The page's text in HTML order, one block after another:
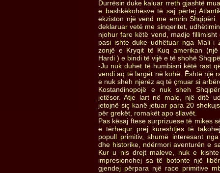
Durrësin duke kaluar rreth gjashtë
e bashkëkohësve të saj përtej
ekziston një vend me emrin
deklaruar vetë me sinqeritet,
njohur fare këtë vend, madje
pasi ishte duke udhëtuar nga Mali i
zonjë e Kryqit të Kuq amerikan
Hardi ) e bindi të vijë e të shohë
-Ju nuk duhet të humbisni këtë rast
vendi aq të largët në kohë. Është një
e nuk sheh njerëz aq të çmuar si
Kostandinopojë e nuk sheh
jetësor. Atje lart në male, një ditë
jetojnë siç kanë jetuar para 20
për grekët, romakët apo sllavët.
Pas kësaj ftese surprizuese të mikes
e tërhequr prej kureshtjes të
popull primitiv, shumë interesant
dhe historike, ndërmori aventurën e
Kur u nis drejt maleve, nuk e
impresionohej sa të botonte një
gjendej përpara një race primitive